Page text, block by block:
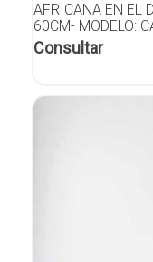
AFRICANA EN EL
60CM- MODELO:
Consultar